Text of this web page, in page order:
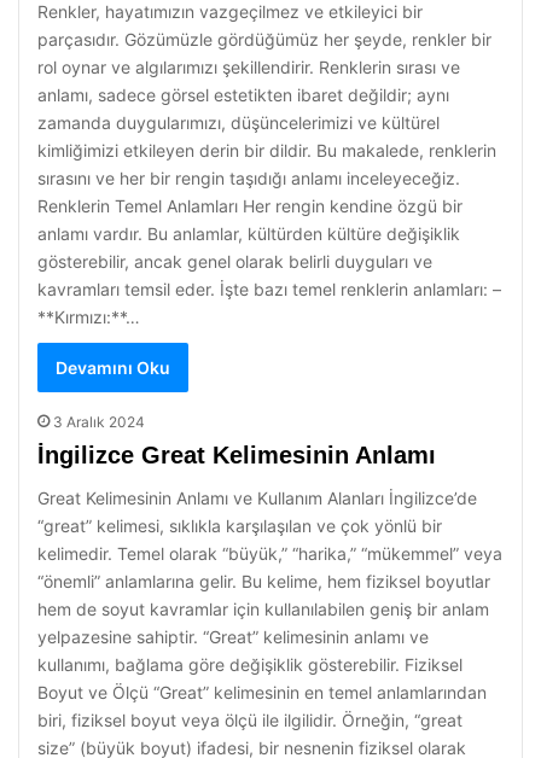
Renkler, hayatımızın vazgeçilmez ve etkileyici bir
parçasıdır. Gözümüzle gördüğümüz her şeyde, renkler bir
rol oynar ve algılarımızı şekillendirir. Renklerin sırası ve
anlamı, sadece görsel estetikten ibaret değildir; aynı
zamanda duygularımızı, düşüncelerimizi ve kültürel
kimliğimizi etkileyen derin bir dildir. Bu makalede, renklerin
sırasını ve her bir rengin taşıdığı anlamı inceleyeceğiz.
Renklerin Temel Anlamları Her rengin kendine özgü bir
anlamı vardır. Bu anlamlar, kültürden kültüre değişiklik
gösterebilir, ancak genel olarak belirli duyguları ve
kavramları temsil eder. İşte bazı temel renklerin anlamları: –
**Kırmızı:**…
Devamını Oku
3 Aralık 2024
İngilizce Great Kelimesinin Anlamı
Great Kelimesinin Anlamı ve Kullanım Alanları İngilizce’de
“great” kelimesi, sıklıkla karşılaşılan ve çok yönlü bir
kelimedir. Temel olarak “büyük,” “harika,” “mükemmel” veya
“önemli” anlamlarına gelir. Bu kelime, hem fiziksel boyutlar
hem de soyut kavramlar için kullanılabilen geniş bir anlam
yelpazesine sahiptir. “Great” kelimesinin anlamı ve
kullanımı, bağlama göre değişiklik gösterebilir. Fiziksel
Boyut ve Ölçü “Great” kelimesinin en temel anlamlarından
biri, fiziksel boyut veya ölçü ile ilgilidir. Örneğin, “great
size” (büyük boyut) ifadesi, bir nesnenin fiziksel olarak